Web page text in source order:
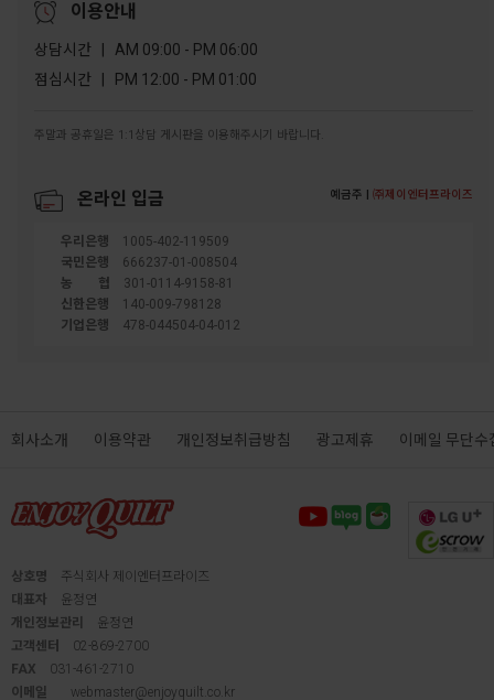
이용안내
상담시간 | AM 09:00 - PM 06:00
점심시간 | PM 12:00 - PM 01:00
주말과 공휴일은 1:1상담 게시판을 이용해주시기 바랍니다.
온라인 입금 예금주 |㈜제이엔터프라이즈
우리은행
1005-402-119509
국민은행
666237-01-008504
농협301-0114-9158-81
신한은행
140-009-798128
기업은행
478-044504-04-012
회사소개 이용약관 개인정보취급방침 광고제휴 이메일 무단수
상호명
주식회사 제이엔터프라이즈
대표자
윤정연
개인정보관리
윤정연
고객센터
02-869-2700
FAX
031-461-2710
이메일
webmaster@enjoyquilt.co.kr